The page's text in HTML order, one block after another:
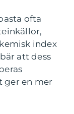
ofta
index
att dess
ger en mer